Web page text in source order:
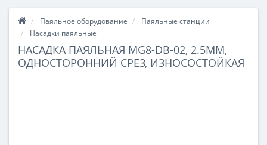
Паяльное оборудование
Паяльные станции
Насадки паяльные
НАСАДКА ПАЯЛЬНАЯ MG8-DB-02, 2.5ММ,
ОДНОСТОРОННИЙ СРЕЗ, ИЗНОСОСТОЙКАЯ